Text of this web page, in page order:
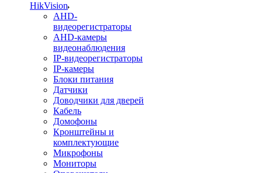
HikVision
AHD-
видеорегистраторы
AHD-камеры
видеонаблюдения
IP-видеорегистраторы
IP-камеры
Блоки питания
Датчики
Доводчики для дверей
Кабель
Домофоны
Кронштейны и
комплектующие
Микрофоны
Мониторы